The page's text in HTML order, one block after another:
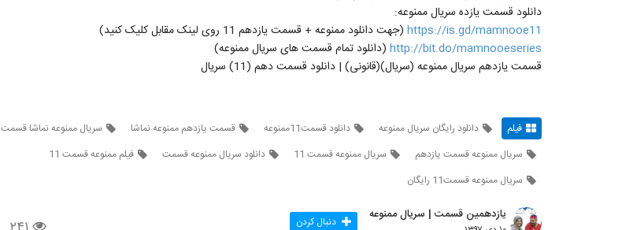
دانلود قسمت یازده سریال ممنوعه:
https://is.gd/mamnooe11 (جهت دانلود ممنوعه + قسمت یازدهم 11 روی لینک مقابل کلیک کنید)
http://bit.do/mamnooeseries (دانلود تمام قسمت های سریال ممنوعه)
قسمت یازدهم سریال ممنوعه (سریال)(قانونی) | دانلود قسمت دهم (11) سریال
فیلم دانلود رایگان سریال ممنوعه دانلود قسمت11ممنوعه قسمت یازدهم ممنوعه نماشا
سریال ممنوعه نماشا قسمت
سریال ممنوعه قسمت یازدهم
سریال ممنوعه قسمت 11 دانلود سریال ممنوعه قسمت
فیلم ممنوعه قسمت 11
سريال ممنوعه قسمت11 رایگان
یازدهمین قسمت | سریال ممنوعه دنبال کردن